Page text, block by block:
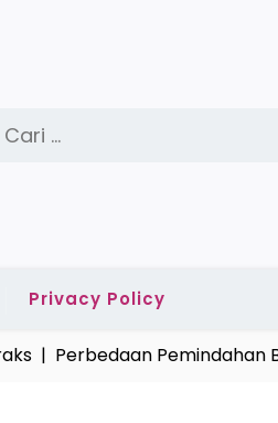
untuk:
Privacy Policy
| Perbedaan Pemindahan